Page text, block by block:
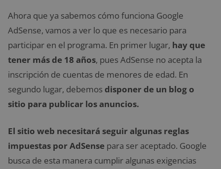
Ahora que ya sabemos cómo funciona Google
AdSense, vamos a ver lo que es necesario para
participar en el programa. En primer lugar, hay que
tener más de 18 años, pues AdSense no acepta la
inscripción de cuentas de menores de edad. En
segundo lugar, debemos disponer de un blog o
sitio para publicar los anuncios.
El sitio web necesitará seguir algunas reglas
impuestas por AdSense para ser aceptado. Google
busca de esta manera cumplir algunas exigencias